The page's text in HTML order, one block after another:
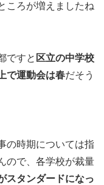
ころが増えましたね
ですと 区立の中学校
で運動会は春だそう
の時期については指
ので、各学校が裁量
スタンダードになっ